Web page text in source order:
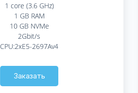
1 core (3.6 GHz)
1 GB RAM
10 GB NVMe
2Gbit/s
CPU:2xE5-2697Av4
Заказать